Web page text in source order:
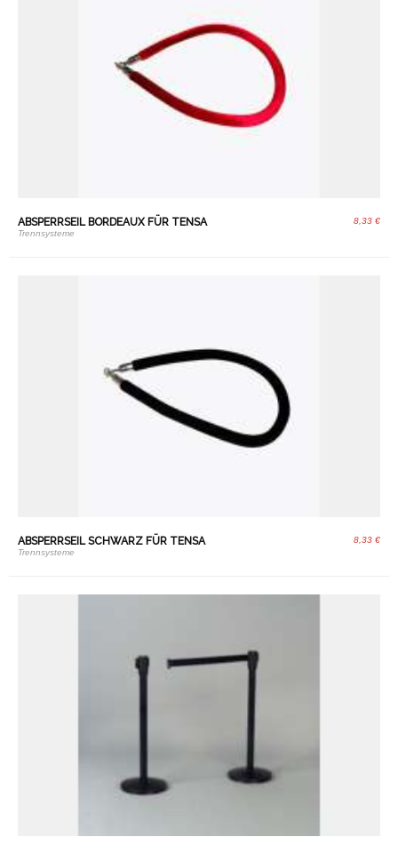
8,33 €
ABSPERRSEIL BORDEAUX FÜR TENSA
Trennsysteme
8,33 €
ABSPERRSEIL SCHWARZ FÜR TENSA
Trennsysteme